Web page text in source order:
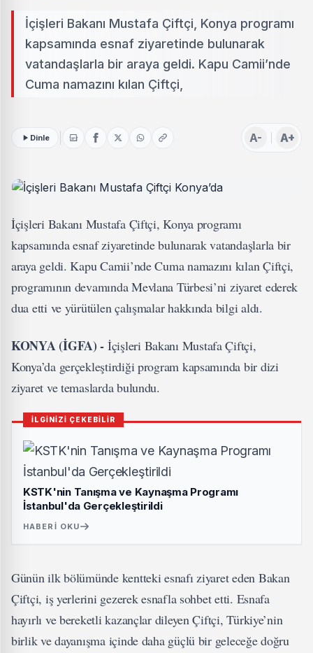
İçişleri Bakanı Mustafa Çiftçi, Konya programı
kapsamında esnaf ziyaretinde bulunarak
vatandaşlarla bir araya geldi. Kapu Camii’nde
Cuma namazını kılan Çiftçi,
Dinle A- A+
İçişleri Bakanı Mustafa Çiftçi, Konya programı
kapsamında esnaf ziyaretinde bulunarak vatandaşlarla bir
araya geldi. Kapu Camii’nde Cuma namazını kılan Çiftçi,
programının devamında Mevlana Türbesi’ni ziyaret ederek
dua etti ve yürütülen çalışmalar hakkında bilgi aldı.
KONYA (İGFA) - İçişleri Bakanı Mustafa Çiftçi,
Konya’da gerçekleştirdiği program kapsamında bir dizi
ziyaret ve temaslarda bulundu.
İLGİNİZİ ÇEKEBİLİR
KSTK'nin Tanışma ve Kaynaşma Programı
İstanbul'da Gerçekleştirildi
HABERI OKU
Günün ilk bölümünde kentteki esnafı ziyaret eden Bakan
Çiftçi, iş yerlerini gezerek esnafla sohbet etti. Esnafa
hayırlı ve bereketli kazançlar dileyen Çiftçi, Türkiye’nin
birlik ve dayanışma içinde daha güçlü bir geleceğe doğru